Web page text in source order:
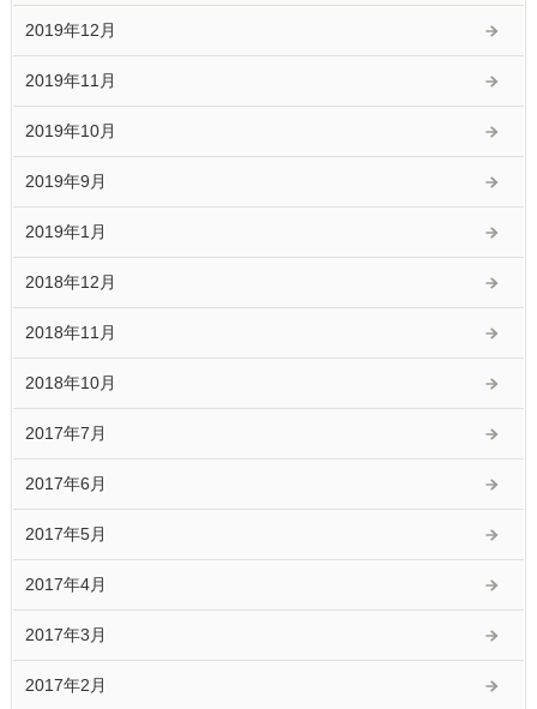
2019年12月
2019年11月
2019年10月
2019年9月
2019年1月
2018年12月
2018年11月
2018年10月
2017年7月
2017年6月
2017年5月
2017年4月
2017年3月
2017年2月